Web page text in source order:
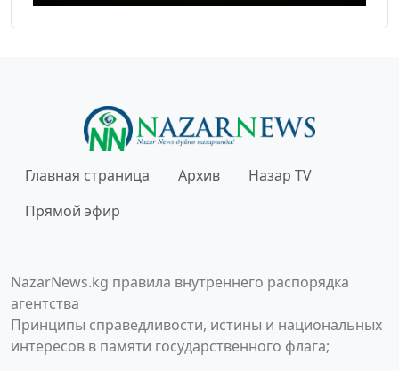
Главная страница Архив
Назар TV
Прямой эфир
NazarNews.kg правила внутреннего распорядка
агентства
Принципы справедливости, истины и национальных
интересов в памяти государственного флага;